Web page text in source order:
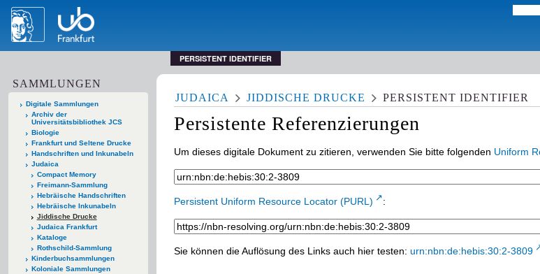
PERSISTENT IDENTIFIER
SAMMLUNGEN
Digitale Sammlungen
Archiv der
Universitätsbibliothek JCS
Biologie
Frankfurt und Seltene Drucke
Handschriften und Inkunabeln
Judaica
Compact Memory
Freimann-Sammlung
Hebräische Handschriften
Hebräische Inkunabeln
Jiddische Drucke
Judaica Frankfurt
Kataloge
Rothschild-Sammlung
Kinderbuchsammlungen
Koloniale Sammlungen
JUDAICA JIDDISCHE DRUCKE PERSISTENT IDENTIFIER
Persistente Referenzierungen
Um dieses digitale Dokument zu zitieren, verwenden Sie bitte folgenden Uniform
Persistent Uniform Resource Locator (PURL) :
Sie können die Auflösung des Links auch hier testen: urn:nbn:de:hebis:30:2-3809